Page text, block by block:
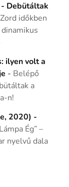
- Debütáltak
Zord időkben
ilyen volt a
- Belépő
a
n!
2020) -
Ég” –
nyelvű dala